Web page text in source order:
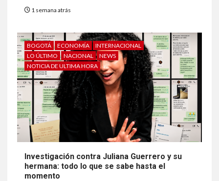
1 semana atrás
BOGOTÁ ECONOMÍA
INTERNACIONAL
LO ÚLTIMO
NACIONAL
NEWS
NOTICIA DE ULTIMA HORA
Investigación contra Juliana Guerrero y su
hermana: todo lo que se sabe hasta el
momento